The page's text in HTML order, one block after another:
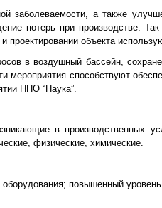
заболеваемости, а также
потерь при производстве.
проектировании объекта
в воздушный бассейн,
мероприятия способствуют
НПО “Наука”.
в производственных
физические, химические.
повышенный